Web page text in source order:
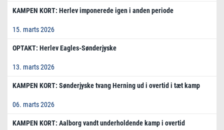
KAMPEN KORT: Herlev imponerede igen i anden periode
15. marts 2026
OPTAKT: Herlev Eagles-Sønderjyske
13. marts 2026
KAMPEN KORT: Sønderjyske tvang Herning ud i overtid i tæt kamp
06. marts 2026
KAMPEN KORT: Aalborg vandt underholdende kamp i overtid